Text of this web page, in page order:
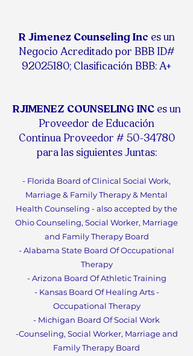
R Jimenez Counseling Inc es un
Negocio Acreditado por BBB ID#
92025180; Clasificación BBB: A+
RJIMENEZ COUNSELING INC es un
Proveedor de Educación
Continua Proveedor # 50-34780
para las siguientes Juntas:
- Florida Board of Clinical Social Work,
Marriage & Family Therapy & Mental
Health Counseling - also accepted by the
Ohio Counseling, Social Worker, Marriage
and Family Therapy Board
- Alabama State Board OfOccupational
Therapy
- Arizona Board Of Athletic Training
- Kansas Board Of Healing Arts -
Occupational Therapy
- Michigan Board Of Social Work
-Counseling, Social Worker, Marriage and
Family Therapy Board